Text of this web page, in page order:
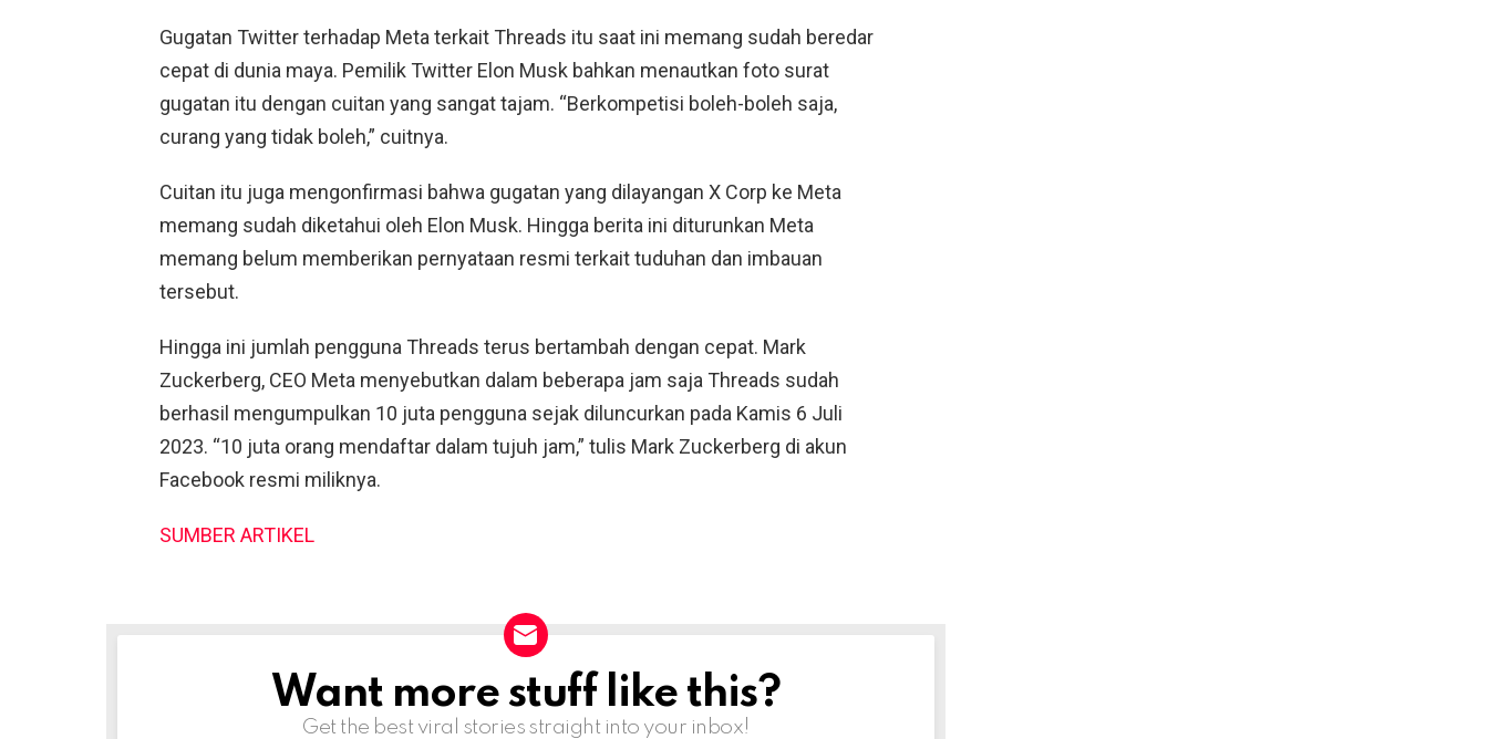
Gugatan Twitter terhadap Meta terkait Threads itu saat ini memang sudah beredar
cepat di dunia maya. Pemilik Twitter Elon Musk bahkan menautkan foto surat
gugatan itu dengan cuitan yang sangat tajam. “Berkompetisi boleh-boleh saja,
curang yang tidak boleh,” cuitnya.
Cuitan itu juga mengonfirmasi bahwa gugatan yang dilayangan X Corp ke Meta
memang sudah diketahui oleh Elon Musk. Hingga berita ini diturunkan Meta
memang belum memberikan pernyataan resmi terkait tuduhan dan imbauan
tersebut.
Hingga ini jumlah pengguna Threads terus bertambah dengan cepat. Mark
Zuckerberg, CEO Meta menyebutkan dalam beberapa jam saja Threads sudah
berhasil mengumpulkan 10 juta pengguna sejak diluncurkan pada Kamis 6 Juli
2023. “10 juta orang mendaftar dalam tujuh jam,” tulis Mark Zuckerberg di akun
Facebook resmi miliknya.
SUMBER ARTIKEL
NEWSLETTERWant more stuff like this?
Get the best viral stories straight into your inbox!